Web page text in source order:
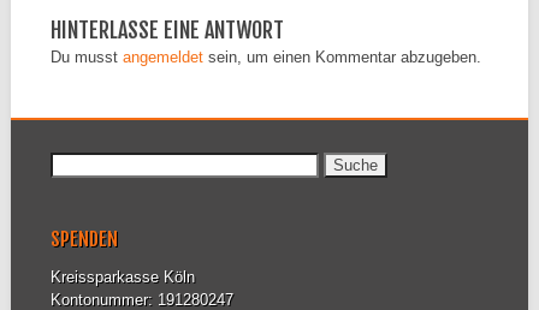
HINTERLASSE EINE ANTWORT
Du musst angemeldetsein, um einen Kommentar abzugeben.
SPENDEN
Kreissparkasse Köln
Kontonummer: 191280247